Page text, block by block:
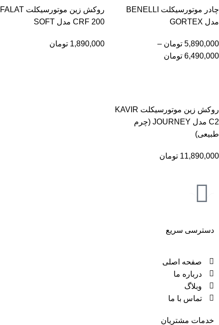
چادر موتورسیکلت BENELLI
مدل GORTEX
5,890,000 تومان –
6,490,000 تومان
روکش زین موتورسیکلت FALAT
CRF 200 مدل SOFT
1,890,000 تومان
روکش زین موتورسیکلت KAVIR
C2 مدل JOURNEY (چرم
طبیعی)
11,890,000 تومان
دسترسی سریع
صفحه اصلی
درباره ما
وبلاگ
تماس با ما
خدمات مشتریان